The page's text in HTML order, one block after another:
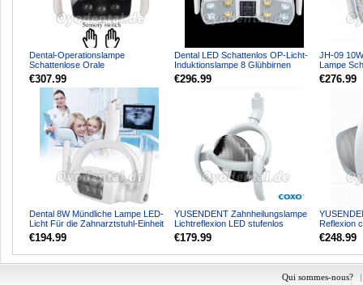
Dental-Operationslampe
Schattenlose Orale
Induktionsleuchte 8 LEDs für
Zahnarzts...
€307.99
Dental LED Schattenlos OP-Licht-
Induktionslampe 8 Glühbirnen
Operationslampe KY-...
€296.99
JH-09
Lampe
€276.99
Dental 8W Mündliche Lampe LED-
Licht Für die Zahnarztstuhl-Einheit
6 LED
€194.99
YUSENDENT Zahnheilungslampe
Lichtreflexion LED stufenlos
einstellbar CX249-21
€179.99
Reflexion
€248.99
Qui sommes-nous? |